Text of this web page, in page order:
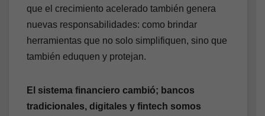
que el crecimiento acelerado también genera
nuevas responsabilidades: como brindar
herramientas que no solo simplifiquen, sino que
también eduquen y protejan.
El sistema financiero cambió; bancos
tradicionales, digitales y fintech somos